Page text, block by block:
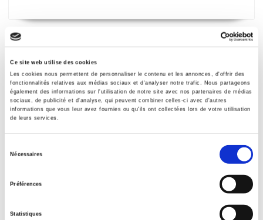
Ce site web utilise des cookies
Les cookies nous permettent de personnaliser le contenu et les annonces, d'offrir des
fonctionnalités relatives aux médias sociaux et d'analyser notre trafic. Nous partageons
également des informations sur l'utilisation de notre site avec nos partenaires de médias
sociaux, de publicité et d'analyse, qui peuvent combiner celles-ci avec d'autres
informations que vous leur avez fournies ou qu'ils ont collectées lors de votre utilisation
de leurs services.
Nécessaires
Préférences
Statistiques